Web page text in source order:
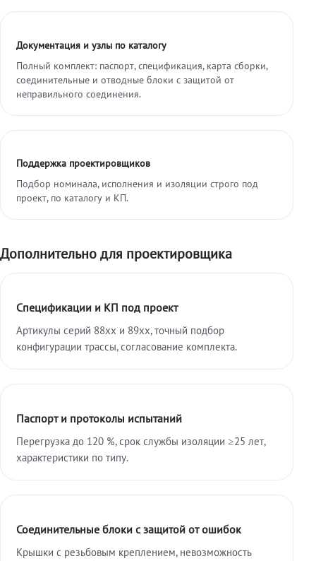
Документация и узлы по каталогу
Полный комплект: паспорт, спецификация, карта сборки,
соединительные и отводные блоки с защитой от
неправильного соединения.
Поддержка проектировщиков
Подбор номинала, исполнения и изоляции строго под
проект, по каталогу и КП.
Дополнительно для проектировщика
Спецификации и КП под проект
Артикулы серий 88xx и 89xx, точный подбор
конфигурации трассы, согласование комплекта.
Паспорт и протоколы испытаний
Перегрузка до 120 %, срок службы изоляции ≥25 лет,
характеристики по типу.
Соединительные блоки с защитой от ошибок
Крышки с резьбовым креплением, невозможность